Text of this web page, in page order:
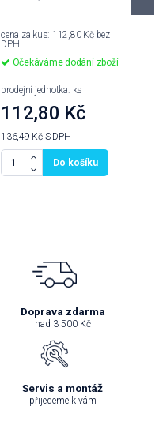
cena za kus: 112,80 Kč bez
DPH
Očekáváme dodání zboží
prodejní jednotka: ks
112,80 Kč
136,49 Kč S DPH
Do košíku
Doprava zdarma
nad 3 500 Kč
Servis a montáž
přijedeme k vám